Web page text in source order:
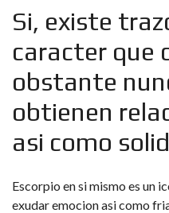
Si, existe
caracter que
obstante
obtienen
asi­ como
Escorpio en si mismo es un
exudar emocion asi­ como